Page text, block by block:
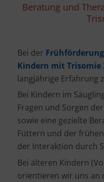
Beratung und
Bei der
Kindern mit Trisomie
langjährige Erfahrung
Bei Kindern im
Fragen und Sorgen
sowie eine gezielte
Füttern und der
der Interaktion durch
Bei älteren Kindern
orientieren wir uns an